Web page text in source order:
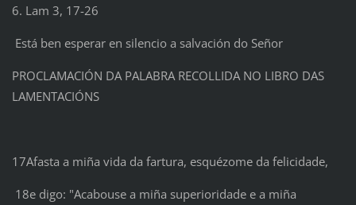
6. Lam 3, 17-26
Está ben esperar en silencio a salvación do Señor
PROCLAMACIÓN DA PALABRA RECOLLIDA NO LIBRO DAS
LAMENTACIÓNS
17Afasta a miña vida da fartura, esquézome da felicidade,
18e digo: "Acabouse a miña superioridade e a miña